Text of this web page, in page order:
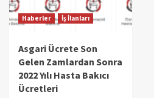
Haberler İş İlanları
Asgari Ücrete Son
Gelen Zamlardan Sonra
2022 Yılı Hasta Bakıcı
Ücretleri